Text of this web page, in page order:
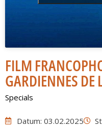
FILM
GARDIENNES DE
Specials
Datum: 03.02.2025